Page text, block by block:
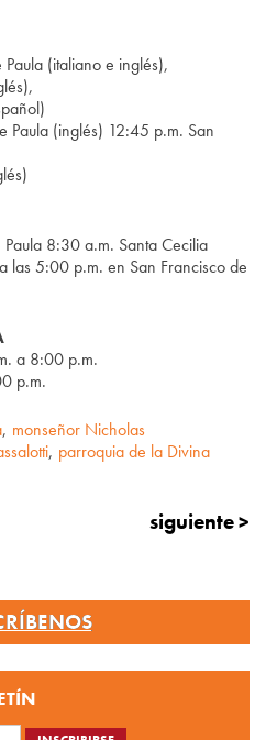
(italiano e inglés),
Paula (inglés) 12:45 p.m. San
8:30 a.m. Santa Cecilia
las 5:00 p.m. en San Francisco de
a 8:00 p.m.
p.m.
, monseñor Nicholas
, parroquia de la Divina
siguiente >